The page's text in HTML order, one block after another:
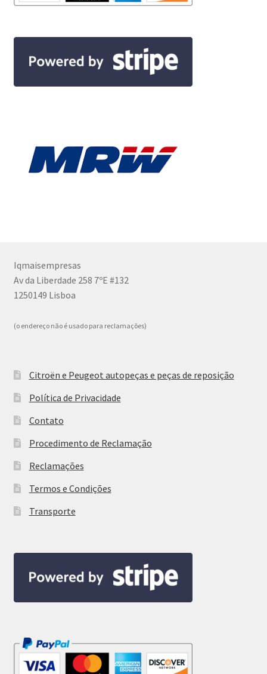
Iqmaisempresas
Av da Liberdade 258 7ºE #132
1250149 Lisboa
(o endereço não é usado para reclamações)
Citroën e Peugeot autopeças e peças de reposição
Política de Privacidade
Contato
Procedimento de Reclamação
Reclamações
Termos e Condições
Transporte